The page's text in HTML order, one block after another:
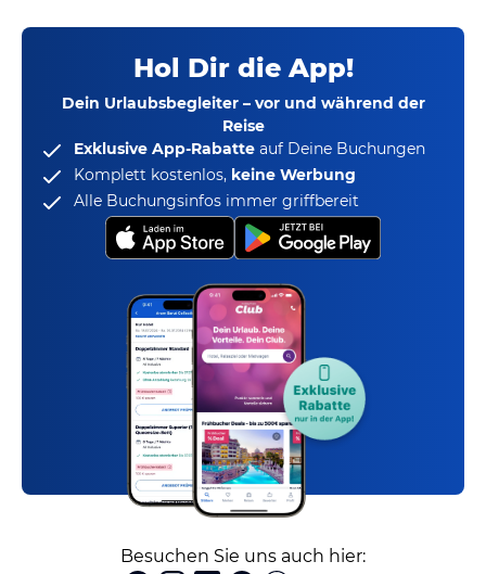
Hol Dir die App!
Dein Urlaubsbegleiter – vor und während der
Reise
Exklusive App-Rabatte auf Deine Buchungen
Komplett kostenlos, keine Werbung
Alle Buchungsinfos immer griffbereit
Besuchen Sie uns auch hier: